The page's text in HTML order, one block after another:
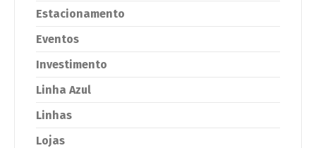
Estacionamento
Eventos
Investimento
Linha Azul
Linhas
Lojas